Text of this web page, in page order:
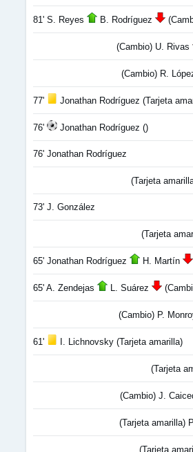
81' S. Reyes B. Rodríguez
(Cambio) U. Rivas
(Cambio) R.
77' Jonathan Rodríguez (Tarjeta
76' Jonathan Rodríguez ()
76' Jonathan Rodríguez
(Tarjeta
73' J. González
(Tarjeta
65' Jonathan Rodríguez H. Martín
65' A. Zendejas L. Suárez
(Cambio) P.
61' I. Lichnovsky (Tarjeta amarilla)
(Tarjeta
(Cambio) J.
(Tarjeta amarilla)
(Tarjeta